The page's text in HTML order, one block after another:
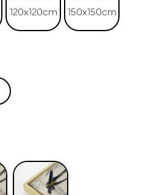
120x120cm
150x150cm